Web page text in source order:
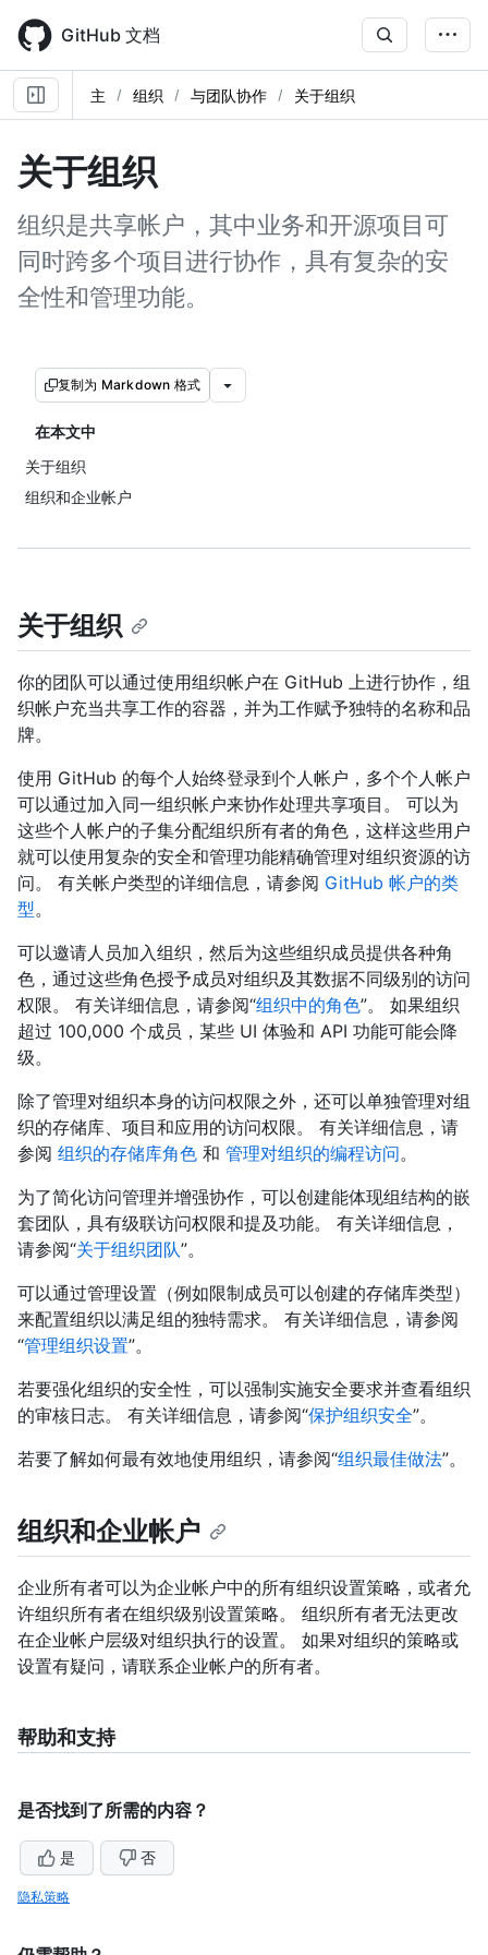
main
content
GitHub 文档
主 组织 与团队协作 关于组织
关于组织
组织是共享帐户，其中业务和开源项目可
同时跨多个项目进行协作，具有复杂的安
全性和管理功能。
复制为 Markdown 格式
在本文中
关于组织
组织和企业帐户
关于组织
你的团队可以通过使用组织帐户在 GitHub 上进行协作，组
织帐户充当共享工作的容器，并为工作赋予独特的名称和品
牌。
使用 GitHub 的每个人始终登录到个人帐户，多个个人帐户
可以通过加入同一组织帐户来协作处理共享项目。 可以为
这些个人帐户的子集分配组织所有者的角色，这样这些用户
就可以使用复杂的安全和管理功能精确管理对组织资源的访
问。 有关帐户类型的详细信息，请参阅 GitHub 帐户的类
型。
可以邀请人员加入组织，然后为这些组织成员提供各种角
色，通过这些角色授予成员对组织及其数据不同级别的访问
权限。 有关详细信息，请参阅“组织中的角色”。 如果组织
超过 100,000 个成员，某些 UI 体验和 API 功能可能会降
级。
除了管理对组织本身的访问权限之外，还可以单独管理对组
织的存储库、项目和应用的访问权限。 有关详细信息，请
参阅 组织的存储库角色 和 管理对组织的编程访问。
为了简化访问管理并增强协作，可以创建能体现组结构的嵌
套团队，具有级联访问权限和提及功能。 有关详细信息，
请参阅“关于组织团队”。
可以通过管理设置（例如限制成员可以创建的存储库类型）
来配置组织以满足组的独特需求。 有关详细信息，请参阅
“管理组织设置”。
若要强化组织的安全性，可以强制实施安全要求并查看组织
的审核日志。 有关详细信息，请参阅“保护组织安全”。
若要了解如何最有效地使用组织，请参阅“组织最佳做法”。
组织和企业帐户
企业所有者可以为企业帐户中的所有组织设置策略，或者允
许组织所有者在组织级别设置策略。 组织所有者无法更改
在企业帐户层级对组织执行的设置。 如果对组织的策略或
设置有疑问，请联系企业帐户的所有者。
帮助和支持
是否找到了所需的内容？
是 否
隐私策略